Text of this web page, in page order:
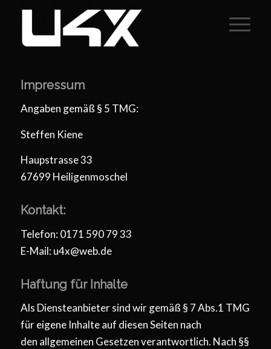
Impressum
Angaben gemäß § 5 TMG:
Steffen Kiene
Haupstrasse 33
67699 Heiligenmoschel
Kontakt:
Telefon: 0171 590 79 33
E-Mail: u4x@web.de
Haftung für Inhalte
Als Diensteanbieter sind wir gemäß § 7 Abs.1 TMG
für eigene Inhalte auf diesen Seiten nach
den allgemeinen Gesetzen verantwortlich. Nach §§